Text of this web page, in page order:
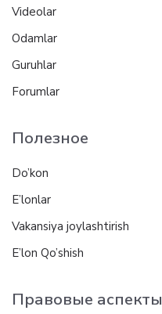
Videolar
Odamlar
Guruhlar
Forumlar
Полезное
Do’kon
E’lonlar
Vakansiya joylashtirish
E’lon Qo’shish
Правовые аспекты